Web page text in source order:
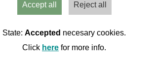
Accept all Reject all
State: Accepted necesary cookies.
Click here for more info.